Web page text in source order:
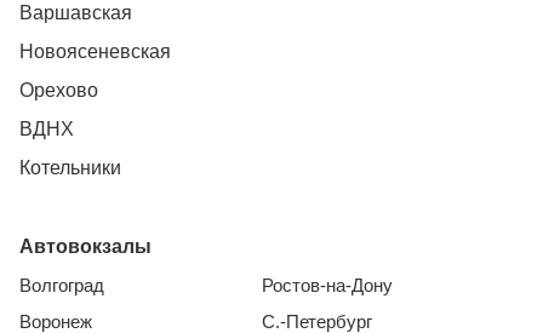
Варшавская
Новоясеневская
Орехово
ВДНХ
Котельники
Автовокзалы
Волгоград
Воронеж
Ростов-на-Дону
С.-Петербург